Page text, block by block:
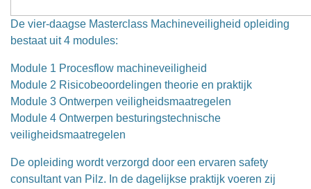
De vier-daagse Masterclass Machineveiligheid opleiding
bestaat uit 4 modules:
Module 1 Procesflow machineveiligheid
Module 2 Risicobeoordelingen theorie en praktijk
Module 3 Ontwerpen veiligheidsmaatregelen
Module 4 Ontwerpen besturingstechnische
veiligheidsmaatregelen
De opleiding wordt verzorgd door een ervaren safety
consultant van Pilz. In de dagelijkse praktijk voeren zij